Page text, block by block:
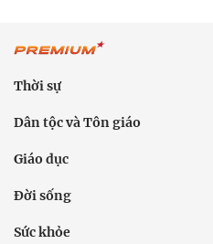
Thời sự
Dân tộc và Tôn giáo
Giáo dục
Đời sống
Sức khỏe